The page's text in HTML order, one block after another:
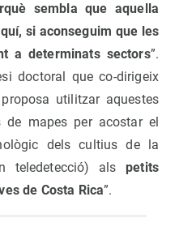
sembla que aquella
si aconseguim que les
a determinats sectors”.
doctoral que co-dirigeix
utilitzar aquestes
de mapes per acostar el
dels cultius de la
teledetecció) alspetits
de Costa Rica”.